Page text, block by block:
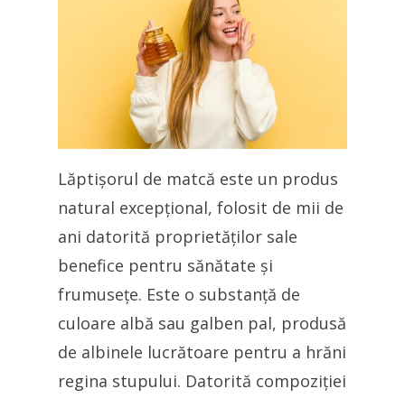
Lăptișorul de matcă este un produs
natural excepțional, folosit de mii de
ani datorită proprietăților sale
benefice pentru sănătate și
frumusețe. Este o substanță de
culoare albă sau galben pal, produsă
de albinele lucrătoare pentru a hrăni
regina stupului. Datorită compoziției